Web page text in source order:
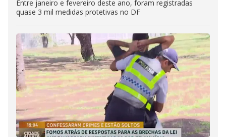
Entre janeiro e fevereiro deste ano, foram registradas
quase 3 mil medidas protetivas no DF